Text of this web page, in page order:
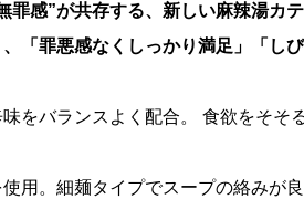
感”が共存する、新しい麻辣湯カテ
「罪悪感なくしっかり満足」「し
をバランスよく配合。 食欲をそそ
用。細麺タイプでスープの絡みが